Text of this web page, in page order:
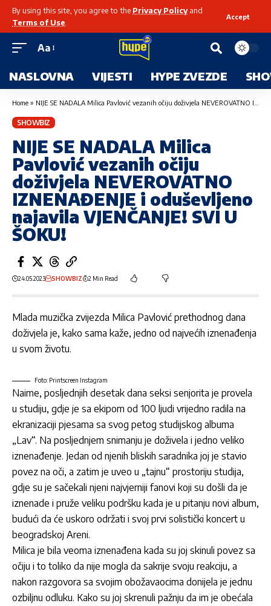
By using this site, you agree to the Privacy Policyand
Terms of Use
Accept
Aa
NASLOVNA VIJESTI HYPE ZVEZDE
Home » NIJE SE NADALA Milica Pavlović vezanih očiju doživjela NEVEROVATNO IZNENAĐENJE i oduševljeno najavila VJENČANJE! SVI U ŠOKU!
SHOWBIZ
NIJE SE NADALA Milica
Pavlović vezanih očiju
doživjela NEVEROVATNO
IZNENAĐENJE i oduševljeno
najavila VJENČANJE! SVI U
ŠOKU!
24.05.2023 SHOWBIZ 2 Min Read
Mlada muzička zvijezda Milica Pavlović prethodnog dana
doživjela je, kako sama kaže, jedno od najvećih iznenađenja
u svom životu.
Foto: Printscreen Instagram
Naime, posljednjih desetak dana seksi senjorita je provela
u studiju, gdje je sa ekipom od 100 ljudi vrijedno radila na
ekranizaciji pjesama sa svog petog studijskog albuma
„Lav“. Na posljednjem snimanju je doživela i jedno veliko
iznenađenje. Jedan od njenih bliskih saradnika joj je stavio
povez na oči, a zatim je uveo u „tajnu“ prostoriju studija,
gdje su je sačekali njeni najvjerniji fanovi koji su došli da je
iznenade i pruže veliku podršku kada je u pitanju novi album,
budući da će uskoro održati i svoj prvi solistički koncert u
beogradskoj Areni.
Milica je bila veoma iznenađena kada su joj skinuli povez sa
očiju i to toliko da nije mogla da sakrije svoju reakciju, a
nakon razgovora sa svojim obožavaocima donijela je jednu
ozbiljnu odluku. Kako su joj skrenuli pažnju da im je obećala